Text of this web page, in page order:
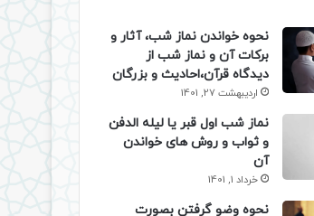
نحوه خواندن نماز شب، آثار و
برکات آن و نماز شب از
دیدگاه قرآن،احادیث و بزرگان
اردیبهشت 27, 1401
نماز شب اول قبر یا لیله الدفن
و ثواب و روش های خواندن
آن
خرداد 1, 1401
نحوه وضو گرفتن بصورت